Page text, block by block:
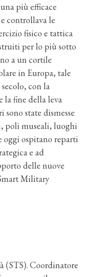
più efficace
controllava le
fisico e tattica
per lo più sotto
a un cortile
in Europa, tale
con la
la fine della leva
state dismesse
poli museali, luoghi
ospitano reparti
e ad
delle nuove
Military
(STS). Coordinatore